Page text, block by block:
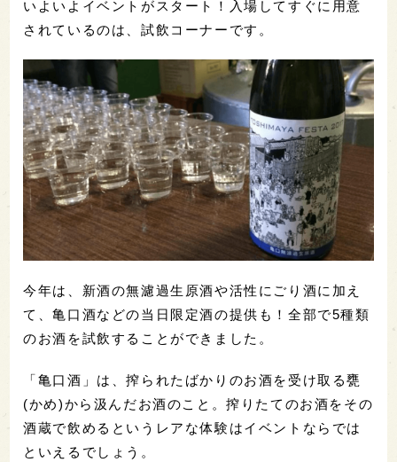
いよいよイベントがスタート！入場してすぐに用意
されているのは、試飲コーナーです。
今年は、新酒の無濾過生原酒や活性にごり酒に加え
て、亀口酒などの当日限定酒の提供も！全部で5種類
のお酒を試飲することができました。
「亀口酒」は、搾られたばかりのお酒を受け取る甕
(かめ)から汲んだお酒のこと。搾りたてのお酒をその
酒蔵で飲めるというレアな体験はイベントならでは
といえるでしょう。